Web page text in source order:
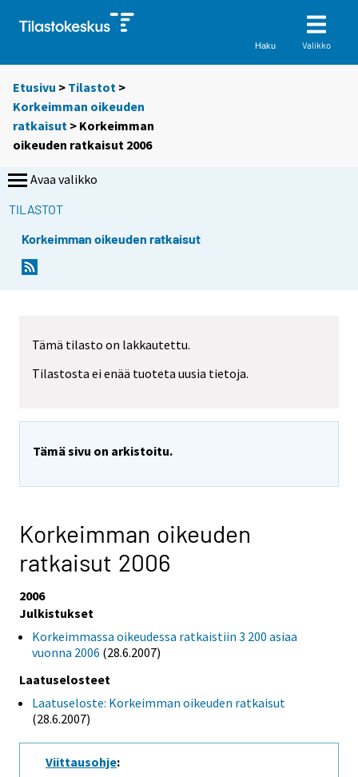
Haku Valikko
Etusivu > Tilastot >
Korkeimman oikeuden
ratkaisut > Korkeimman
oikeuden ratkaisut 2006
Avaa valikko
TILASTOT
Korkeimman oikeuden ratkaisut
Tämä tilasto on lakkautettu.
Tilastosta ei enää tuoteta uusia tietoja.
Tämä sivu on arkistoitu.
Korkeimman oikeuden
ratkaisut 2006
2006
Julkistukset
Korkeimmassa oikeudessa ratkaistiin 3 200 asiaa
vuonna 2006 (28.6.2007)
Laatuselosteet
Laatuseloste: Korkeimman oikeuden ratkaisut
(28.6.2007)
Viittausohje: